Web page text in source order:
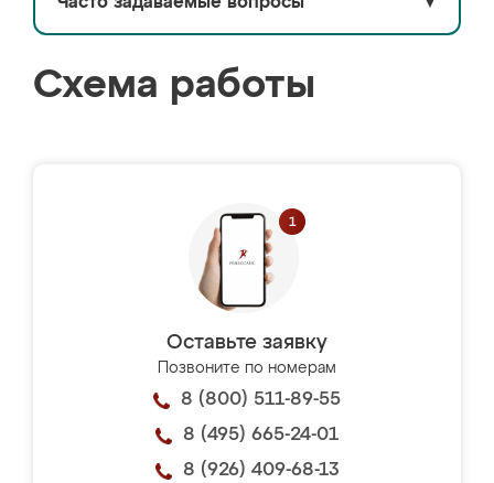
Схема работы
Оставьте заявку
Позвоните по номерам
8 (800) 511-89-55
8 (495) 665-24-01
8 (926) 409-68-13